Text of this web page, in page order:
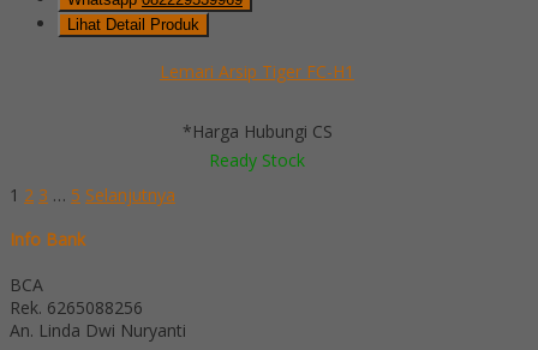
Lihat Detail Produk
Lemari Arsip Tiger FC-H1
*Harga Hubungi CS
Ready Stock
1 2 3 … 5 Selanjutnya
Info Bank
BCA
Rek. 6265088256
An. Linda Dwi Nuryanti